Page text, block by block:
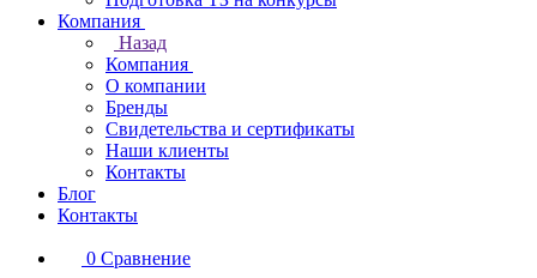
Компания
Назад
Компания
О компании
Бренды
Свидетельства и сертификаты
Наши клиенты
Контакты
Блог
Контакты
0 Сравнение